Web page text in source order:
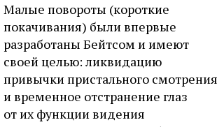
Малые повороты (короткие
покачивания) были впервые
разработаны Бейтсом и имеют
своей целью: ликвидацию
привычки пристального смотрения
и временное отстранение глаз
от их функции видения